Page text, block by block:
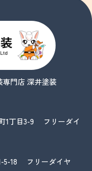
門店 深井塗装
1丁目3-9 フリーダイ
5-18 フリーダイヤ